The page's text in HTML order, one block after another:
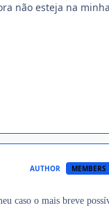
não esteja na
AUTHOR MEMBERS
caso o mais breve